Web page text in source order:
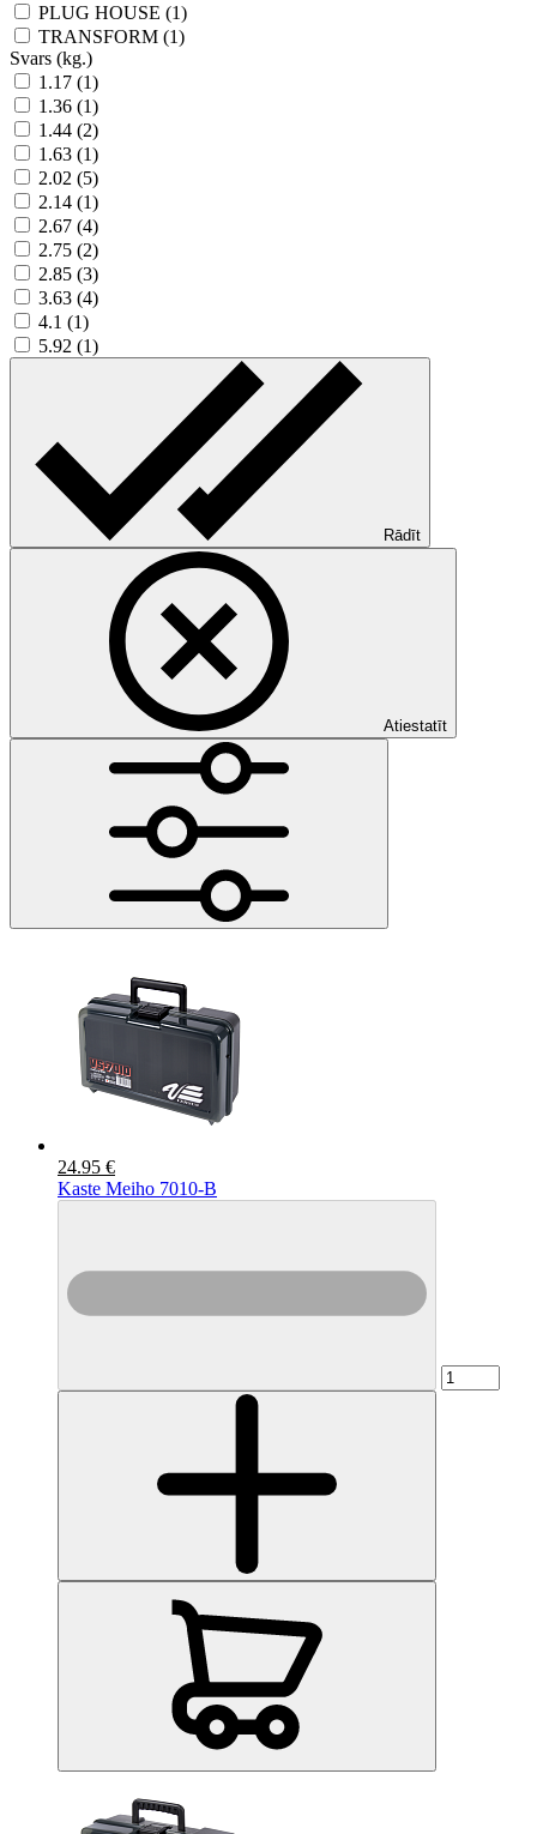
PLUG HOUSE (1)
TRANSFORM (1)
Svars (kg.)
1.17 (1)
1.36 (1)
1.44 (2)
1.63 (1)
2.02 (5)
2.14 (1)
2.67 (4)
2.75 (2)
2.85 (3)
3.63 (4)
4.1 (1)
5.92 (1)
Rādīt
Atiestatīt
24.95 €
Kaste Meiho 7010-B